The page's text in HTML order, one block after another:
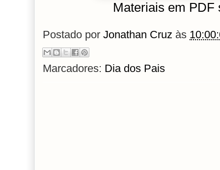
Materiais em PDF
Postado por Jonathan Cruz às
Marcadores: Dia dos Pais